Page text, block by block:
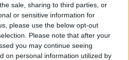
sale, sharing to third parties, or
or sensitive information for
please use the below opt-out
Please note that after your
you may continue seeing
on personal information utilized by
με κάποια
και γι' αυτό είναι
κανείς ότι είναι